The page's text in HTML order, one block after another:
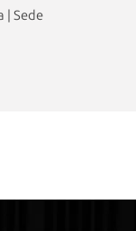
| Sede